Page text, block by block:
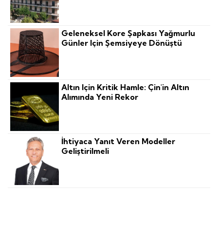
Geleneksel Kore Şapkası Yağmurlu
Günler Için Şemsiyeye Dönüştü
Altın Için Kritik Hamle: Çin'in Altın
Alımında Yeni Rekor
İhtiyaca Yanıt Veren Modeller
Geliştirilmeli